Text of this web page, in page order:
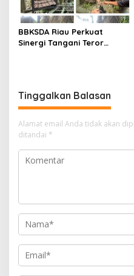
BBKSDA Riau Perkuat
Sinergi Tangani Teror
Tinggalkan Balasan
Alamat email Anda tidak akan
ditandai *